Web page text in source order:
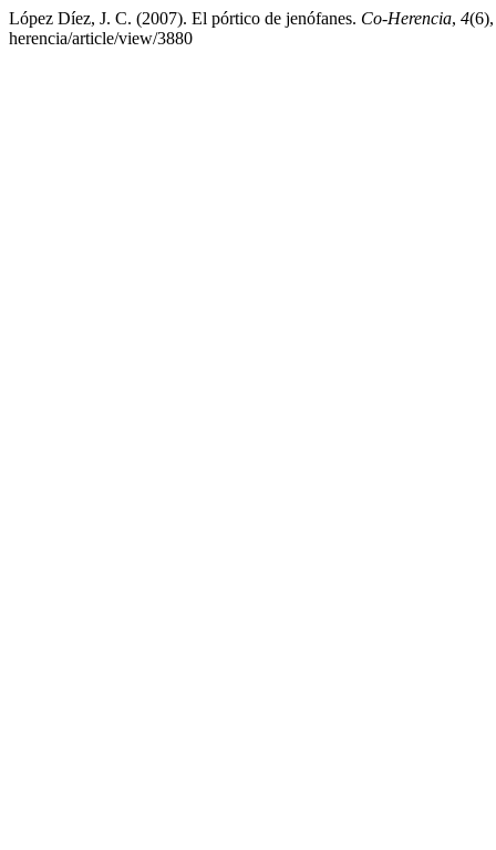
López Díez, J. C. (2007). El pórtico de jenófanes. Co-Herencia, 4
herencia/article/view/3880